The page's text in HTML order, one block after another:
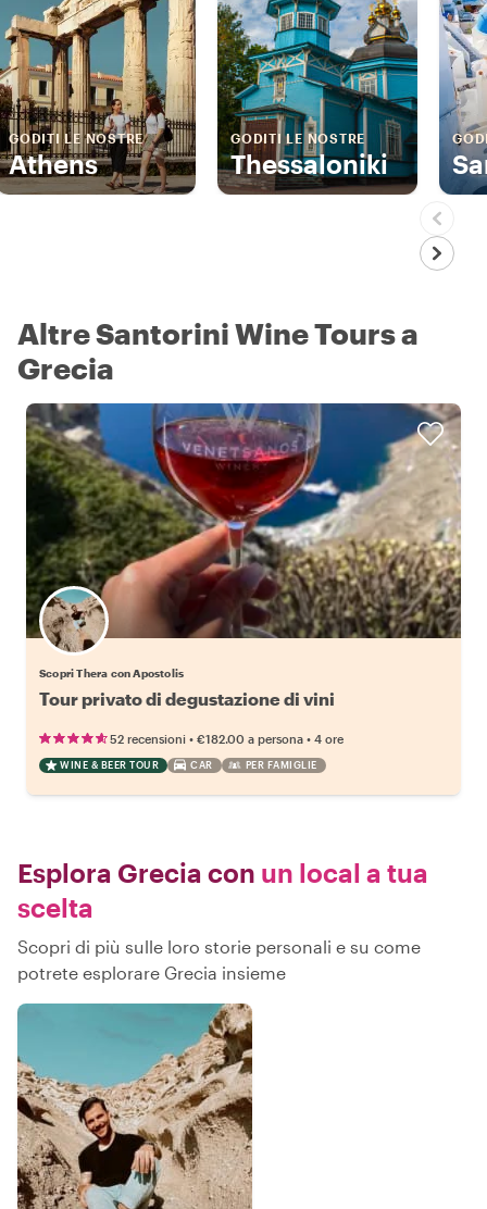
GODITI LE NOSTRE
Athens
GODITI LE NOSTRE
Thessaloniki
Altre Santorini Wine Tours a
Grecia
Scopri Thera con Apostolis
Tour privato di degustazione di vini
52 recensioni • €182.00 a persona • 4 ore
WINE & BEER TOUR CAR PER FAMIGLIE
Esplora Grecia con un local a tua
scelta
Scopri di più sulle loro storie personali e su come
potrete esplorare Grecia insieme